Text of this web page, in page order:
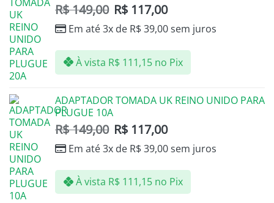
R$149,00 R$ 117,00
Em até 3x de R$39,00sem juros
À vista R$111,15 no Pix
ADAPTADOR TOMADA UK REINO UNIDO PARA
PLUGUE 10A
R$149,00 R$ 117,00
Em até 3x de R$39,00sem juros
À vista R$111,15 no Pix